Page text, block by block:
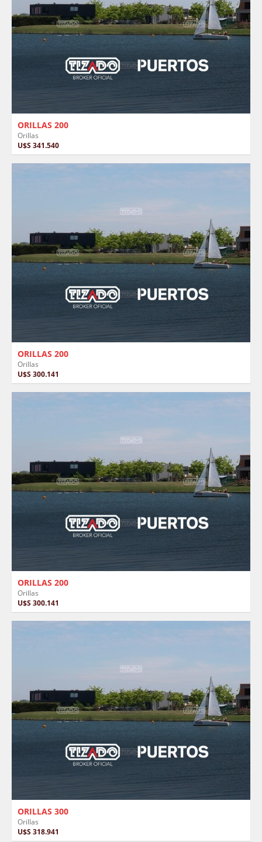
ORILLAS 200
Orillas
U$S 341.540
ORILLAS 200
Orillas
U$S 300.141
ORILLAS 200
Orillas
U$S 300.141
ORILLAS 300
Orillas
U$S 318.941